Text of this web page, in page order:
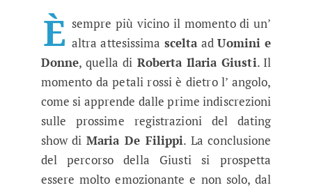
Anticipazioni Uomini e Donne,
La tronista di Uomini e Donne sarebbe
È sempre più vicino il momento di un’
altra attesissima sceltaadUomini e
Donne, quella di Roberta Ilaria Giusti. Il
momento da petali rossi è dietro l’ angolo,
come si apprende dalle prime indiscrezioni
sulle prossime registrazioni del dating
show di Maria De Filippi. La conclusione
del percorso della Giusti si prospetta
essere molto emozionante e non solo, dal